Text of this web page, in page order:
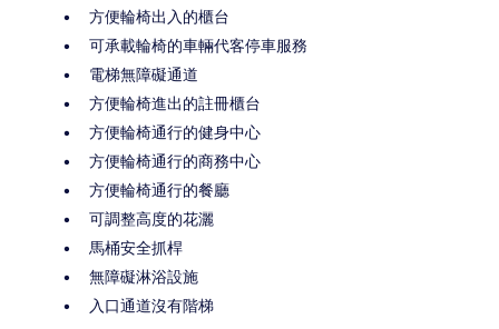
方便輪椅出入的櫃台
可承載輪椅的車輛代客停車服務
電梯無障礙通道
方便輪椅進出的註冊櫃台
方便輪椅通行的健身中心
方便輪椅通行的商務中心
方便輪椅通行的餐廳
可調整高度的花灑
馬桶安全抓桿
無障礙淋浴設施
入口通道沒有階梯